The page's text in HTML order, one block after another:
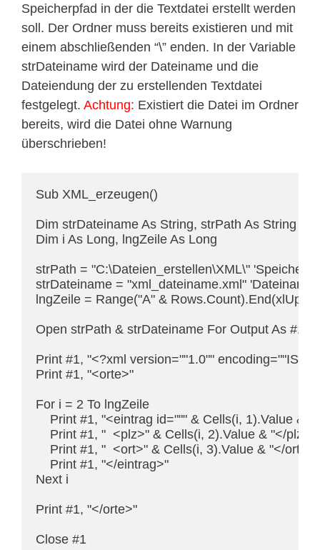
Speicherpfad in der die Textdatei erstellt werden
soll. Der Ordner muss bereits existieren und mit
einem abschließenden “\” enden. In der Variable
strDateiname wird der Dateiname und die
Dateiendung der zu erstellenden Textdatei
festgelegt. Achtung: Existiert die Datei im Ordner
bereits, wird die Datei ohne Warnung
überschrieben!
Sub XML_erzeugen()
Dim strDateiname As String, strPath As String
Dim i As Long, lngZeile As Long
strPath = "C:\Dateien_erstellen\XML\"
strDateiname = "xml_dateiname.xml"
lngZeile = Range("A" &
Open strPath & strDateiname For Output As #1
Print #1, "<?xml version=""1.0"" encoding=""ISO-
Print #1, "<orte>"
For i = 2 To lngZeile
Print #1, "<eintrag id=""" & Cells(i, 1).Value &
    Print #1, "  <plz>" & Cells(i, 2).Value & "</plz>"
    Print #1, "  <ort>" & Cells(i, 3).Value & "</ort>"
    Print #1, "</eintrag>"
Next i
Print #1, "</orte>"
Close #1